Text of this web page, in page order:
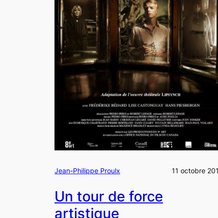
Jean-Philippe Proulx 11 octobre
Un tour de force
artistique